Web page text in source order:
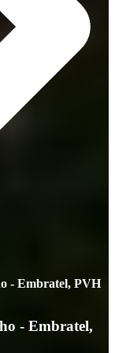
- Embratel, PVH
- Embratel,